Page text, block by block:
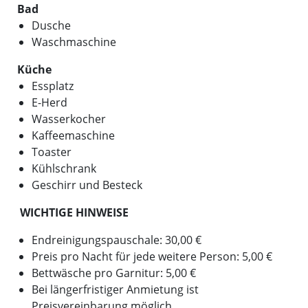
Bad
Dusche
Waschmaschine
Küche
Essplatz
E-Herd
Wasserkocher
Kaffeemaschine
Toaster
Kühlschrank
Geschirr und Besteck
WICHTIGE HINWEISE
Endreinigungspauschale: 30,00 €
Preis pro Nacht für jede weitere Person: 5,00 €
Bettwäsche pro Garnitur: 5,00 €
Bei längerfristiger Anmietung ist